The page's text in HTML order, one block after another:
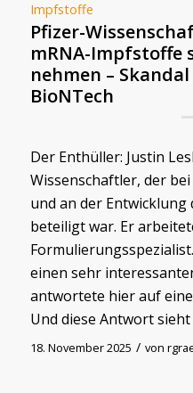
Impfstoffe
Pfizer-
mRNA-
nehmen –
BioNTech
Der Enthüller: Justin
Wissenschaftler, der
und an der Entwicklung
beteiligt war. Er
einen sehr
antwortete hier auf
Und diese Antwort
18. November 2025 / von